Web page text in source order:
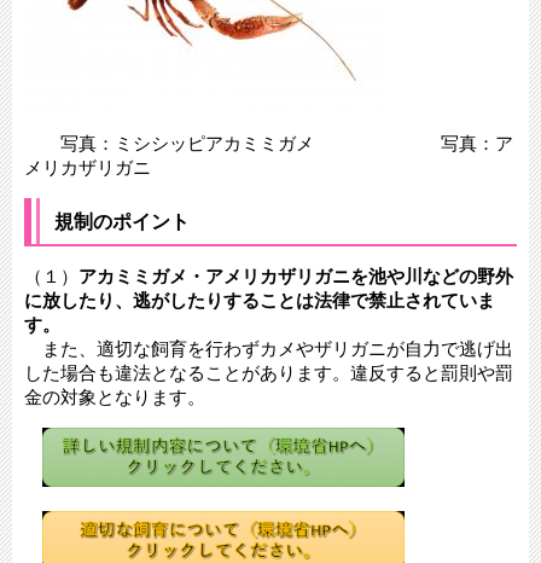
写真：ミシシッピアカミミガメ 写真：ア
メリカザリガニ
規制のポイント
（１） アカミミガメ・アメリカザリガニを池や川などの野外
に放したり、逃がしたりすることは法律で禁止されていま
す。
また、適切な飼育を行わずカメやザリガニが自力で逃げ出
した場合も違法となることがあります。違反すると罰則や罰
金の対象となります。